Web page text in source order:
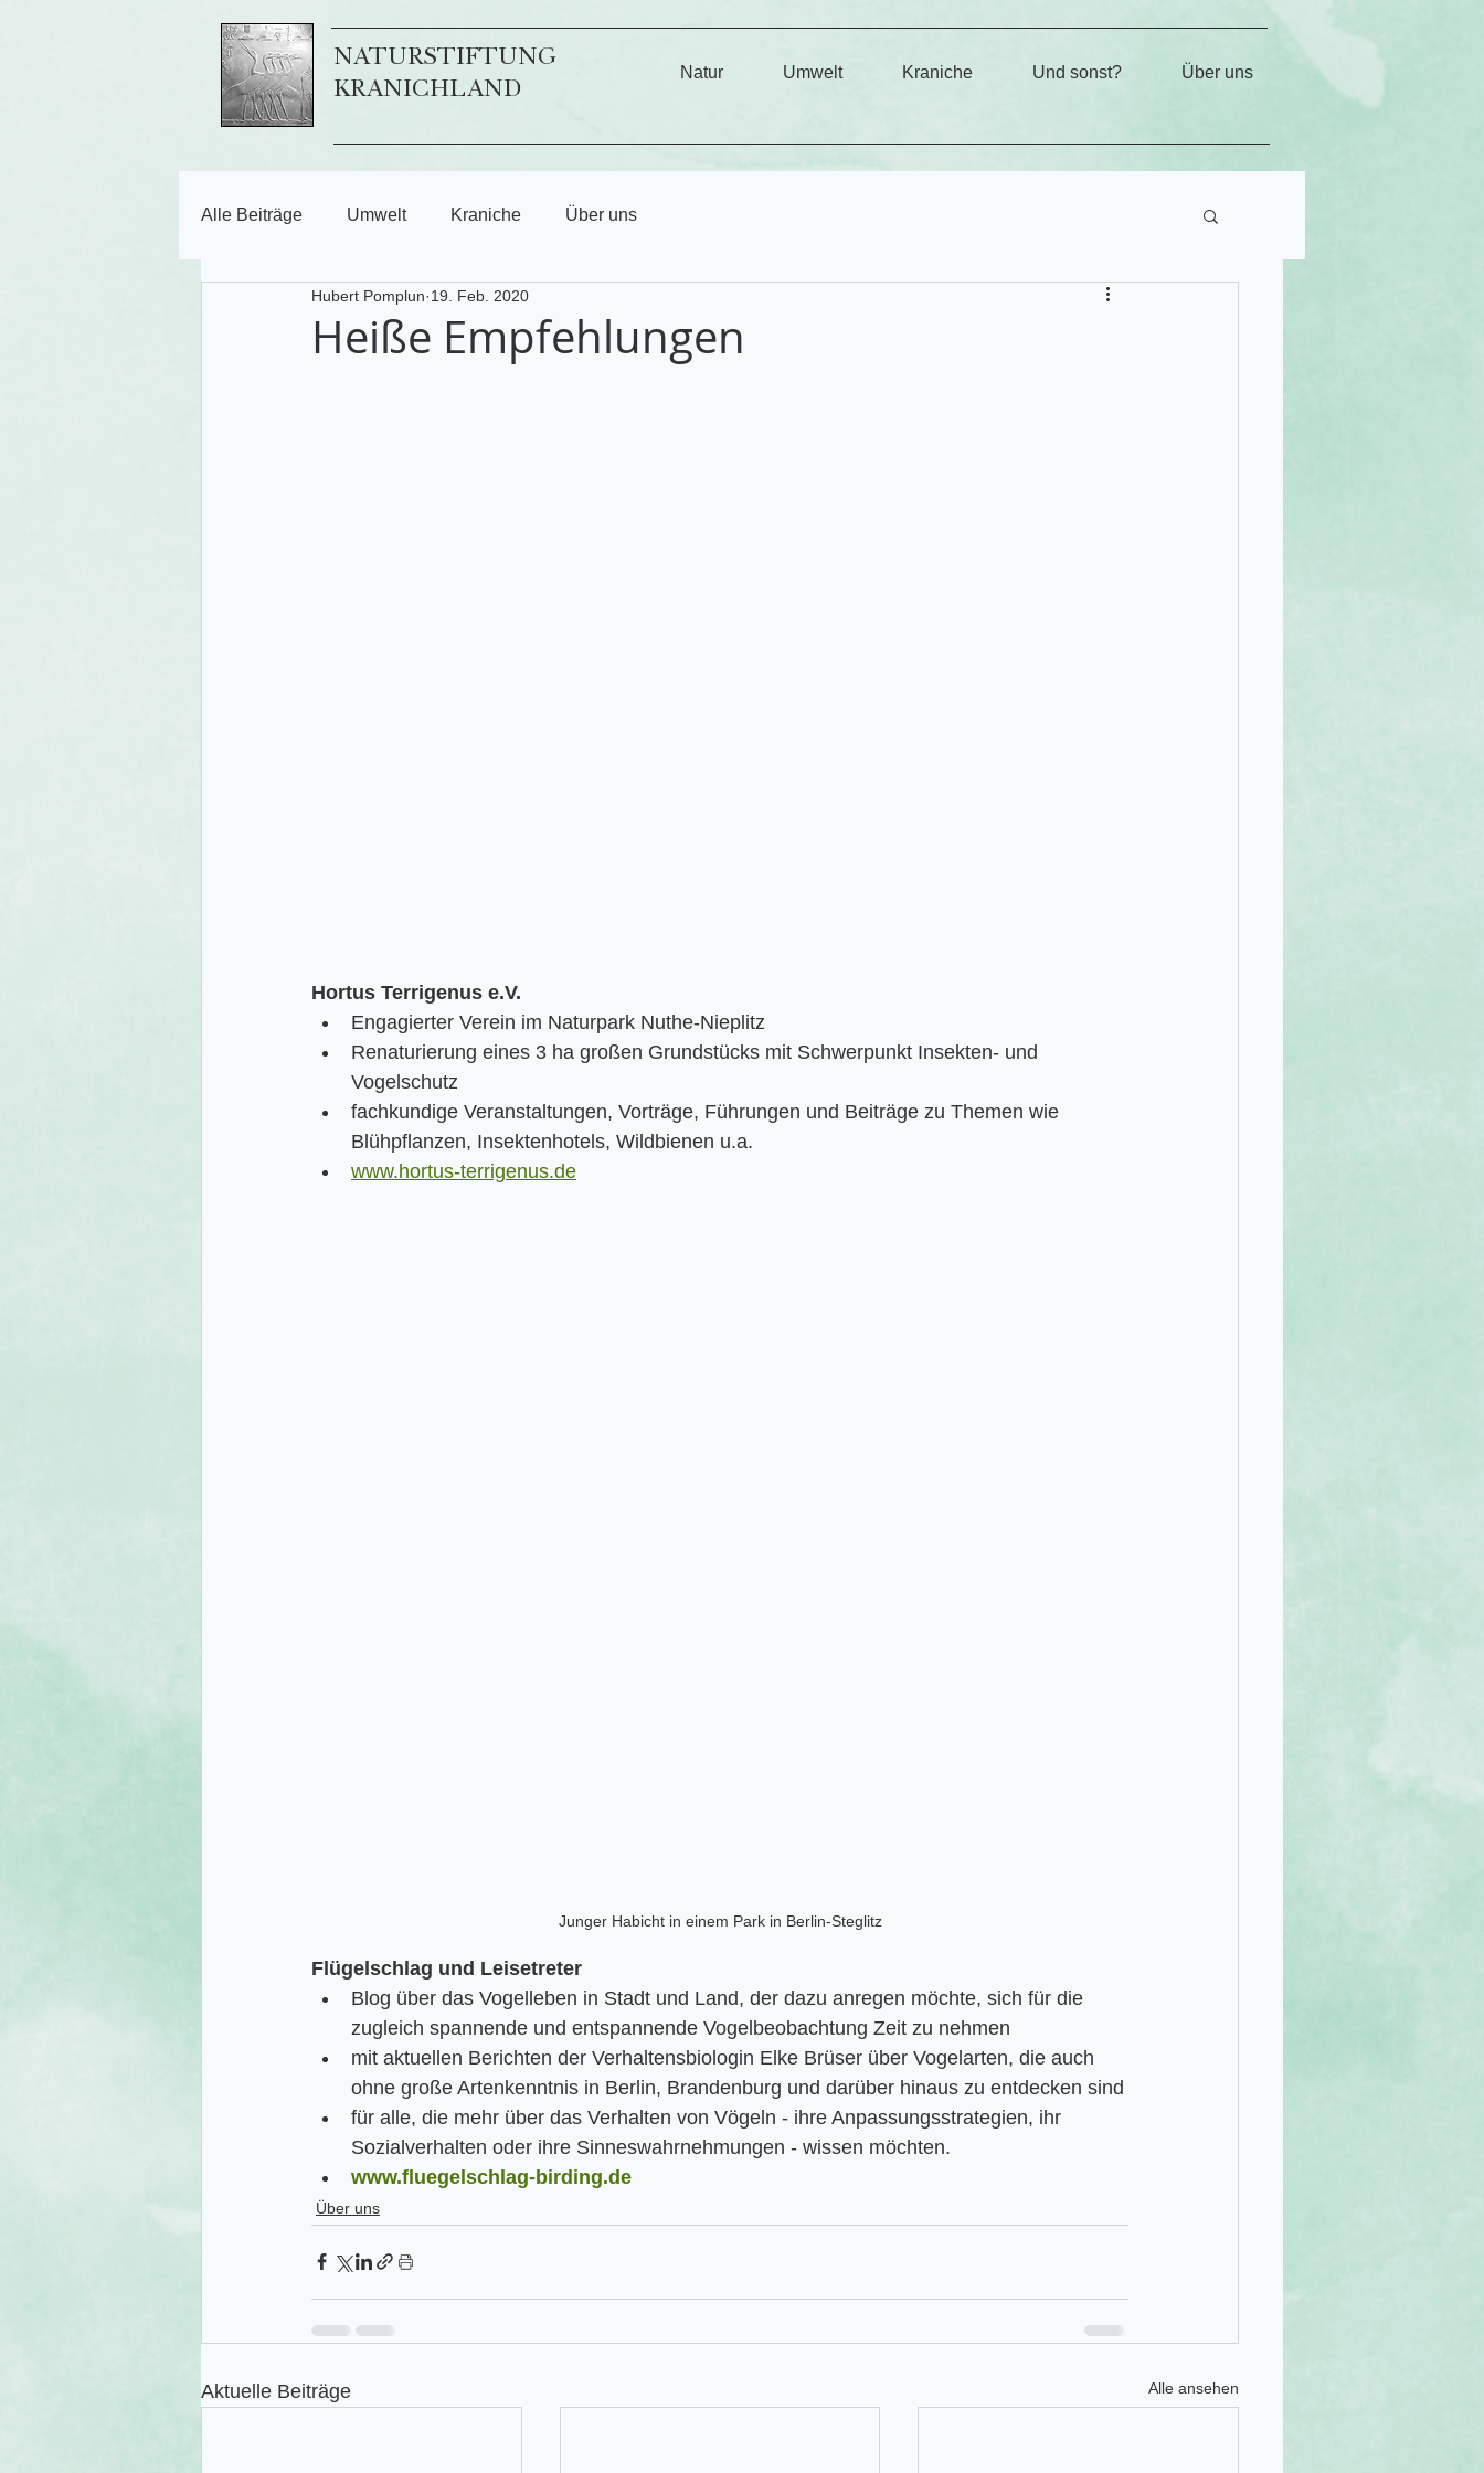
NATURSTIFTUNG
KRANICHLAND
Natur Umwelt Kraniche Und sonst? Über uns
Alle Beiträge Umwelt Kraniche Über uns
Heiße Empfehlungen
Hubert Pomplun 19. Feb. 2020
Hortus Terrigenus e.V.
Engagierter Verein im Naturpark Nuthe-Nieplitz
Renaturierung eines 3 ha großen Grundstücks mit Schwerpunkt Insekten- und
Vogelschutz
fachkundige Veranstaltungen, Vorträge, Führungen und Beiträge zu Themen wie
Blühpflanzen, Insektenhotels, Wildbienen u.a.
www.hortus-terrigenus.de
Junger Habicht in einem Park in Berlin-Steglitz
Flügelschlag und Leisetreter
Blog über das Vogelleben in Stadt und Land, der dazu anregen möchte, sich für die
zugleich spannende und entspannende Vogelbeobachtung Zeit zu nehmen
mit aktuellen Berichten der Verhaltensbiologin Elke Brüser über Vogelarten, die auch
ohne große Artenkenntnis in Berlin, Brandenburg und darüber hinaus zu entdecken sind
für alle, die mehr über das Verhalten von Vögeln - ihre Anpassungsstrategien, ihr
Sozialverhalten oder ihre Sinneswahrnehmungen - wissen möchten.
www.fluegelschlag-birding.de
Über uns
Aktuelle Beiträge Alle ansehen